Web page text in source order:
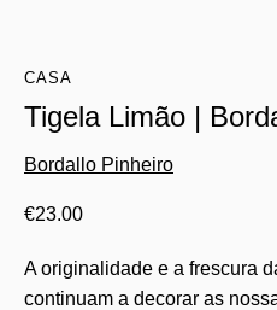
CASA
Tigela Limão |
Bordallo Pinheiro
€23.00
A originalidade e a frescura
continuam a decorar as